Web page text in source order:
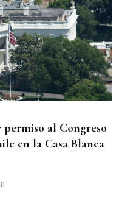
al Congreso
en la Casa Blanca